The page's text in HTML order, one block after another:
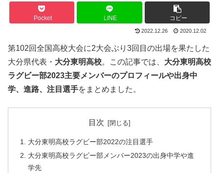
Pocket LINE コピー
2022.12.26 2020.12.02
第102回全国高校大会に2大会ぶり3回目の出場を果たした
大分県代表・ 大分東明高校。この記事では、 大分東明高校
ラグビー部2023主要メンバーのプロフィールや出身中
学、進路、注目選手をまとめました。
目次
大分東明高校ラグビー部2022の注目選手
大分東明高校ラグビー部メンバー2023の出身中学や進
学先